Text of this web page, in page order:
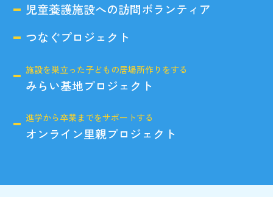
児童養護施設への訪問ボランティア
つなぐプロジェクト
施設を巣立った子どもの居場所作りをする
みらい基地プロジェクト
進学から卒業までをサポートする
オンライン里親プロジェクト